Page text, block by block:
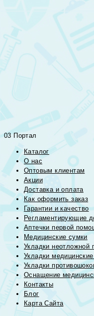
03 Портал
Каталог
О нас
Оптовым клиентам
Акции
Доставка и оплата
Как оформить заказ
Гарантии и качество
Регламентирующие
Аптечки первой
Медицинские сумки
Укладки неотложной
Укладки
Укладки
Оснащение
Контакты
Блог
Карта Сайта